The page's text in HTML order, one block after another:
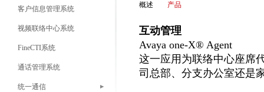
客户信息管理系统
视频联络中心系统
FineCTI系统
通话管理系统
统一通信
概述 产品
互动管理
Avaya one-X® Agent
这一应用为联络中心座席
司总部、分支办公室还是